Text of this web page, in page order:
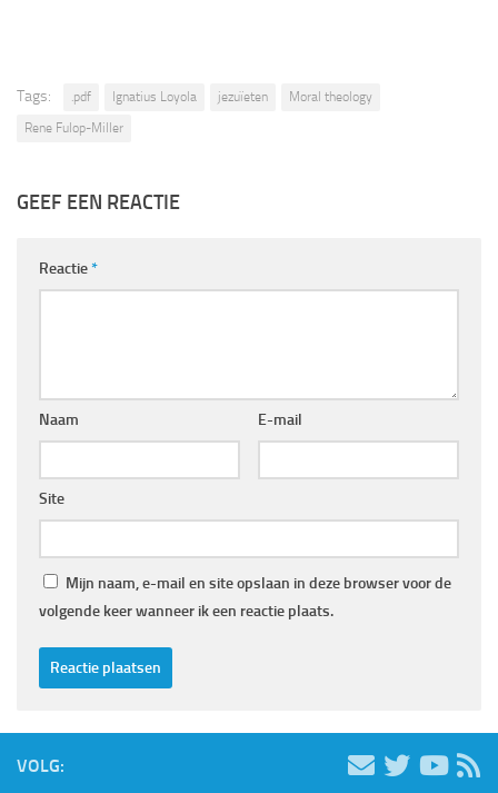
Tags: .pdf Ignatius Loyola jezuïeten
Moral theology
Rene Fulop-Miller
GEEF EEN REACTIE
Reactie*
Naam E-mail
Site
Mijn naam, e-mail en site opslaan in deze browser voor de
volgende keer wanneer ik een reactie plaats.
VOLG: